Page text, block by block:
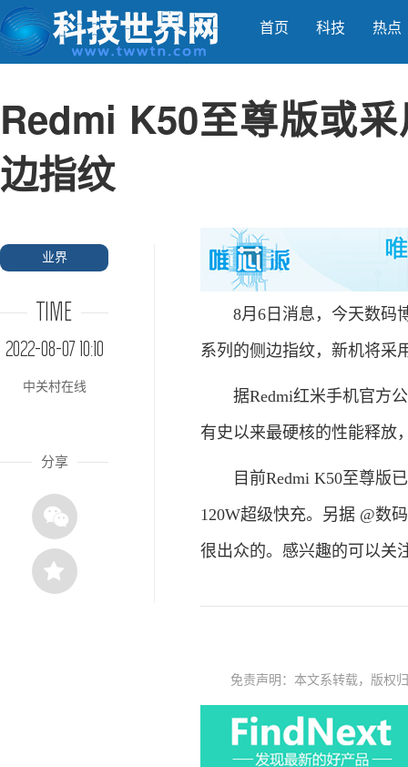
首页 科技 热点
Redmi K50至尊版或
边指纹
业界
TIME
2022-08-07 10:10
中关村在线
分享
8月6日消息，今天数码博
系列的侧边指纹，新机将采
据Redmi红米手机官方公
有史以来最硬核的性能释放
目前Redmi K50至尊版已
120W超级快充。另据 @数
很出众的。感兴趣的可以关
免责声明：本文系转载，版权